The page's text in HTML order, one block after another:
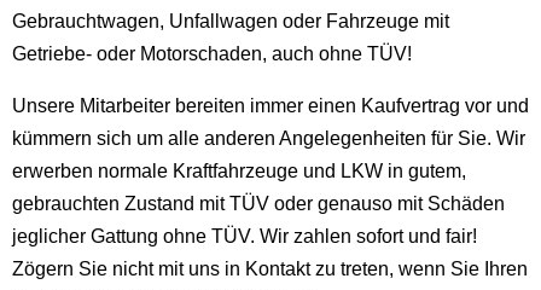
Gebrauchtwagen, Unfallwagen oder Fahrzeuge mit
Getriebe- oder Motorschaden, auch ohne TÜV!
Unsere Mitarbeiter bereiten immer einen Kaufvertrag vor und
kümmern sich um alle anderen Angelegenheiten für Sie. Wir
erwerben normale Kraftfahrzeuge und LKW in gutem,
gebrauchten Zustand mit TÜV oder genauso mit Schäden
jeglicher Gattung ohne TÜV. Wir zahlen sofort und fair!
Zögern Sie nicht mit uns in Kontakt zu treten, wenn Sie Ihren